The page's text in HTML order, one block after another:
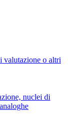
valutazione o altri
nuclei di